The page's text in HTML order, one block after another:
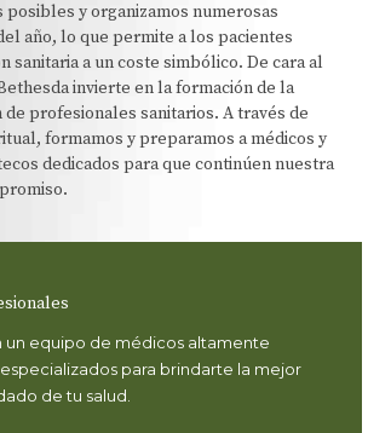
posibles y organizamos numerosas
año, lo que permite a los pacientes
sanitaria a un coste simbólico. De cara al
invierte en la formación de la
profesionales sanitarios. A través de
formamos y preparamos a médicos y
dedicados para que continúen nuestra
un equipo de médicos altamente
para brindarte la mejor
de tu salud.